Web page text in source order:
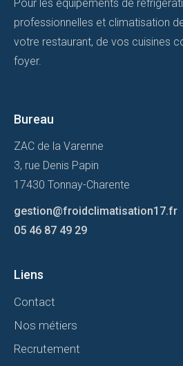
Pour les équipements de
professionnelles et climatisation
votre restaurant, de vos cuisines
foyer.
Bureau
ZAC de la Varenne
3, rue Denis Papin
17430 Tonnay-Charente
gestion@froidclimatisation17.fr
05 46 87 49 29
Liens
Contact
Nos métiers
Recrutement